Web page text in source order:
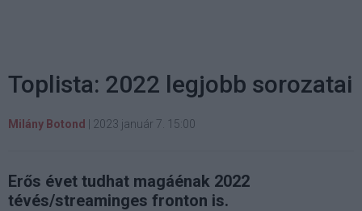
Toplista: 2022 legjobb sorozatai
Milány Botond 2023 január 7. 15:00
Erős évet tudhat magáénak 2022
tévés/streaminges fronton is.